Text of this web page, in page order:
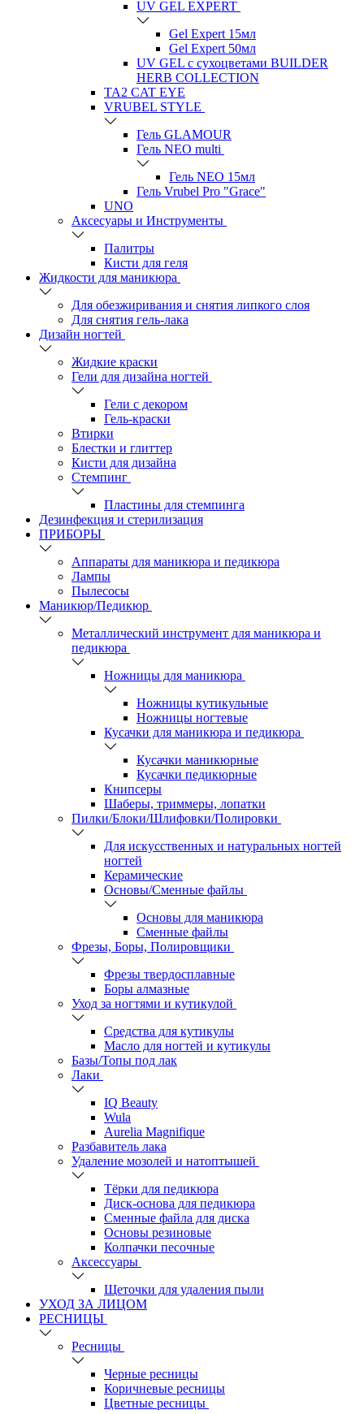
UV GEL EXPERT
Gel Expert 15мл
Gel Expert 50мл
UV GEL с сухоцветами BUILDER
HERB COLLECTION
TA2 CAT EYE
VRUBEL STYLE
Гель GLAMOUR
Гель NEO multi
Гель NEO 15мл
Гель Vrubel Pro "Grace"
UNO
Аксесуары и Инструменты
Палитры
Кисти для геля
Жидкости для маникюра
Для обезжиривания и снятия липкого слоя
Для снятия гель-лака
Дизайн ногтей
Жидкие краски
Гели для дизайна ногтей
Гели с декором
Гель-краски
Втирки
Блестки и глиттер
Кисти для дизайна
Стемпинг
Пластины для стемпинга
Дезинфекция и стерилизация
ПРИБОРЫ
Аппараты для маникюра и педикюра
Лампы
Пылесосы
Маникюр/Педикюр
Металлический инструмент для маникюра и
педикюра
Ножницы для маникюра
Ножницы кутикульные
Ножницы ногтевые
Кусачки для маникюра и педикюра
Кусачки маникюрные
Кусачки педикюрные
Книпсеры
Шаберы, триммеры, лопатки
Пилки/Блоки/Шлифовки/Полировки
Для искусственных и натуральных ногтей
ногтей
Керамические
Основы/Сменные файлы
Основы для маникюра
Сменные файлы
Фрезы, Боры, Полировщики
Фрезы твердосплавные
Боры алмазные
Уход за ногтями и кутикулой
Средства для кутикулы
Масло для ногтей и кутикулы
Базы/Топы под лак
Лаки
IQ Beauty
Wula
Aurelia Magnifique
Разбавитель лака
Удаление мозолей и натоптышей
Тёрки для педикюра
Диск-основа для педикюра
Сменные файла для диска
Основы резиновые
Колпачки песочные
Аксессуары
Щеточки для удаления пыли
УХОД ЗА ЛИЦОМ
РЕСНИЦЫ
Ресницы
Черные ресницы
Коричневые ресницы
Цветные ресницы